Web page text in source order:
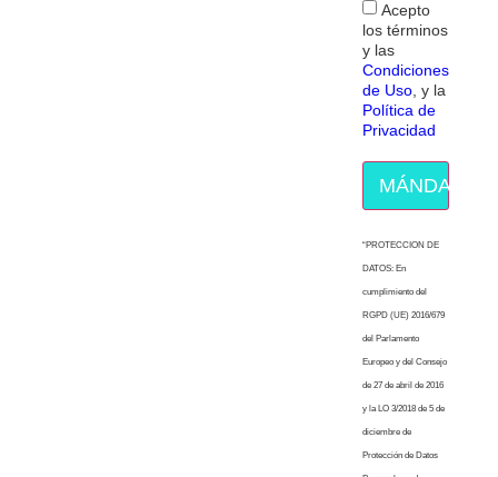
Acepto
los términos
y las
Condiciones
de Uso, y la
Política de
Privacidad
MÁNDAME
“PROTECCION DE
DATOS: En
cumplimiento del
RGPD (UE) 2016/679
del Parlamento
Europeo y del Consejo
de 27 de abril de 2016
y la LO 3/2018 de 5 de
diciembre de
Protección de Datos